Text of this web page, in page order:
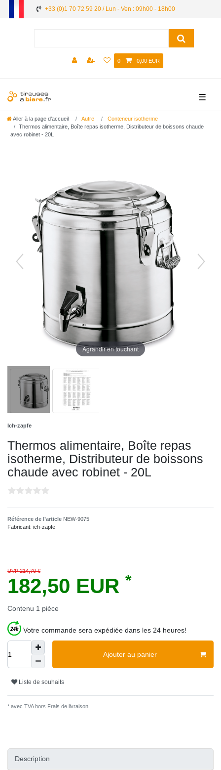
+33 (0)1 70 72 59 20 / Lun - Ven : 09h00 - 18h00
0 0,00 EUR
☰
Aller à la page d’accueil Autre
Conteneur isotherme
Thermos alimentaire, Boîte repas isotherme, Distributeur de boissons chaude
avec robinet - 20L
Agrandir en touchant
Ich-zapfe
Thermos alimentaire, Boîte repas
isotherme, Distributeur de boissons
chaude avec robinet - 20L
Référence de l’article NEW-9075
Fabricant: ich-zapfe
UVP 214,70 €
182,50 EUR *
Contenu 1 pièce
Votre commande sera expédiée dans les 24 heures!
Ajouter au panier
Liste de souhaits
* avec TVA hors Frais de livraison
Description